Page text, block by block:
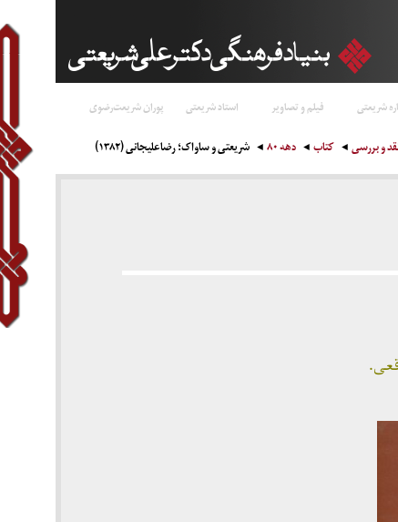
شریعتی فیلم و تصاویر استاد شریعتی پوران شریعت‌رضوی
و بررسی کتاب دهه ۸۰ شریعتی و ساواک؛ رضاعلیجانی (۱۳۸۲)